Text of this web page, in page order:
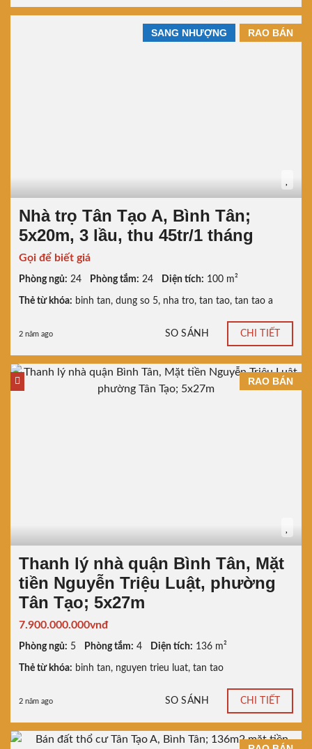
RAO BÁN
SANG NHƯỢNG
Nhà trọ Tân Tạo A, Bình Tân;
5x20m, 3 lầu, thu 45tr/1 tháng
Gọi để biết giá
Phòng ngủ: 24 Phòng tắm: 24 Diện tích: 100 m²
Thẻ từ khóa: binh tan, dung so 5, nha tro, tan tao, tan tao a
2 năm ago SO SÁNH CHI TIẾT
RAO BÁN
Thanh lý nhà quận Bình Tân, Mặt
tiền Nguyễn Triệu Luật, phường
Tân Tạo; 5x27m
7.900.000.000vnđ
Phòng ngủ: 5 Phòng tắm: 4 Diện tích: 136 m²
Thẻ từ khóa: binh tan, nguyen trieu luat, tan tao
2 năm ago SO SÁNH CHI TIẾT